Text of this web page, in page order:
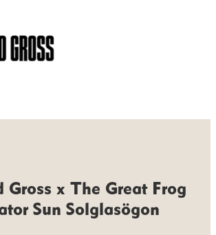
Gross x The Great Frog
Sun Solglasögon